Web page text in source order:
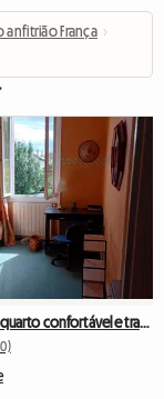
anfitrião França ›
Na cidade, quarto confortável e tranquilo, recepção calorosa